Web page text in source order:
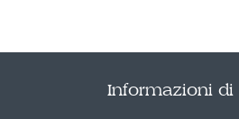
Informazioni di